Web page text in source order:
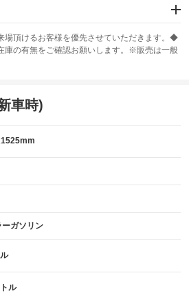
/サイド
ABS
場頂けるお客様を優先させていただきます。◆
庫の有無をご確認お願いします。※販売は一般
車時)
ガソリン
ル